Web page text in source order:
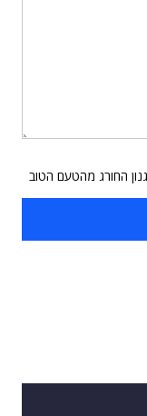
החורג מהטעם הטוב